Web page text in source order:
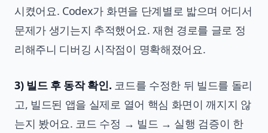
시켰어요. Codex가 화면을 단계별로 밟으며 어디서
문제가 생기는지 추적했어요. 재현 경로를 글로 정
리해주니 디버깅 시작점이 명확해졌어요.
3) 빌드 후 동작 확인. 코드를 수정한 뒤 빌드를 돌리
고, 빌드된 앱을 실제로 열어 핵심 화면이 깨지지 않
는지 봤어요. 코드 수정 → 빌드 → 실행 검증이 한